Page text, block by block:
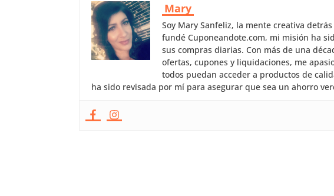
Mary
Soy Mary Sanfeliz, la mente creativa
fundé Cuponeandote.com, mi misión ha
sus compras diarias. Con más de una
ofertas, cupones y liquidaciones, me
todos puedan acceder a productos de
ha sido revisada por mí para asegurar que sea un ahorro